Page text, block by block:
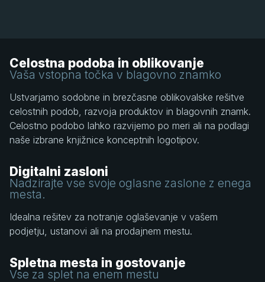
Celostna podoba in oblikovanje
Vaša vstopna točka v blagovno znamko
Ustvarjamo sodobne in brezčasne oblikovalske rešitve
celostnih podob, razvoja produktov in blagovnih znamk.
Celostno podobo lahko razvijemo po meri ali na podlagi
naše izbrane knjižnice konceptnih logotipov.
Digitalni zasloni
Nadzirajte vse svoje oglasne zaslone z enega
mesta.
Idealna rešitev za notranje oglaševanje v vašem
podjetju, ustanovi ali na prodajnem mestu.
Spletna mesta in gostovanje
Vse za splet na enem mestu